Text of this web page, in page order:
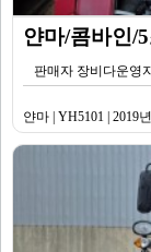
얀마/콤바인/
판매자 장비다운영
얀마 | YH5101 | 2019